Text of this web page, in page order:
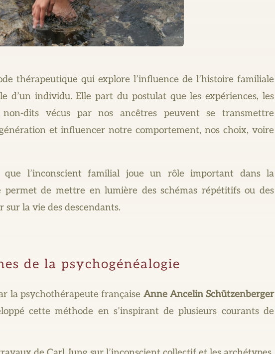
thérapeutique qui explore l’influence de l’histoire familiale
d’un individu. Elle part du postulat que les expériences, les
dits vécus par nos ancêtres peuvent se transmettre
et influencer notre comportement, nos choix, voire
que l’inconscient familial joue un rôle important dans la
de mettre en lumière des schémas répétitifs ou des
la vie des descendants.
de la psychogénéalogie
la psychothérapeute française Anne Ancelin Schützenberger
cette méthode en s’inspirant de plusieurs courants de